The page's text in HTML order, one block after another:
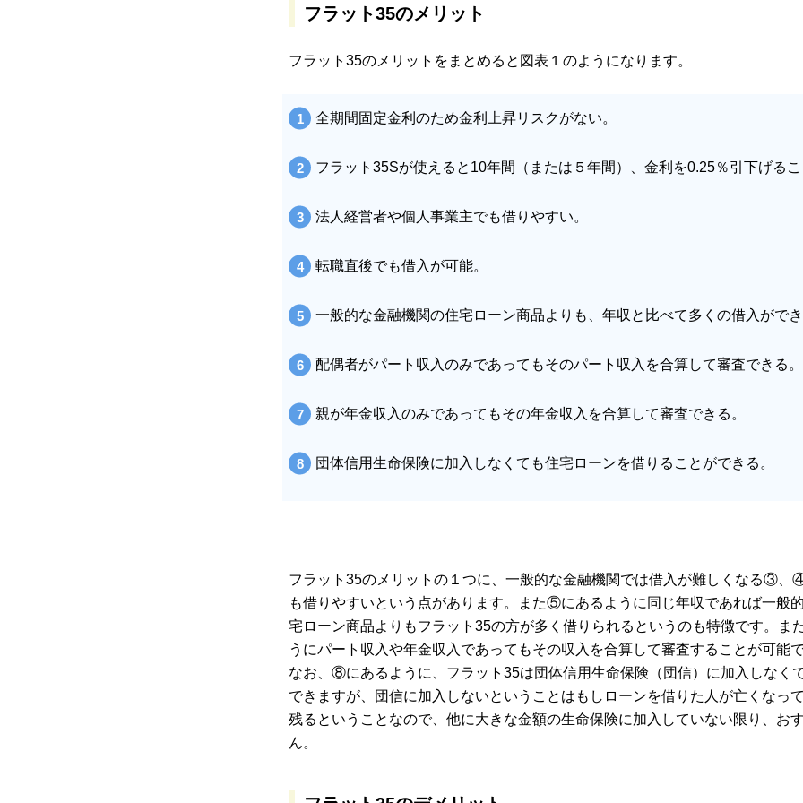
フラット35のメリット
フラット35のメリットをまとめると図表１のようになります。
全期間固定金利のため金利上昇リスクがない。
フラット35Sが使えると10年間（または５年間）、金利を0.25％引下げるこ
法人経営者や個人事業主でも借りやすい。
転職直後でも借入が可能。
一般的な金融機関の住宅ローン商品よりも、年収と比べて多くの借入ができ
配偶者がパート収入のみであってもそのパート収入を合算して審査できる。
親が年金収入のみであってもその年金収入を合算して審査できる。
団体信用生命保険に加入しなくても住宅ローンを借りることができる。
フラット35のメリットの１つに、一般的な金融機関では借入が難しくなる③、
も借りやすいという点があります。また⑤にあるように同じ年収であれば一般
宅ローン商品よりもフラット35の方が多く借りられるというのも特徴です。
うにパート収入や年金収入であってもその収入を合算して審査することが可能で
なお、⑧にあるように、フラット35は団体信用生命保険（団信）に加入しなく
できますが、団信に加入しないということはもしローンを借りた人が亡くなっ
残るということなので、他に大きな金額の生命保険に加入していない限り、お
ん。